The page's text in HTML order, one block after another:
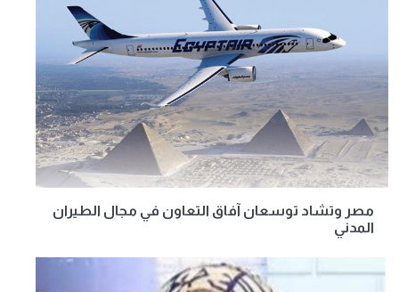
مصر وتشاد توسعان آفاق التعاون في مجال الطيران
المدني